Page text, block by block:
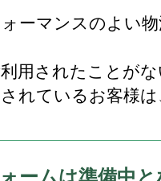
ーマンスのよい
用されたことが
れているお客様
ームは準備中